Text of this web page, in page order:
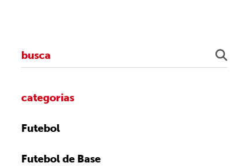
categorias
Futebol
Futebol de Base